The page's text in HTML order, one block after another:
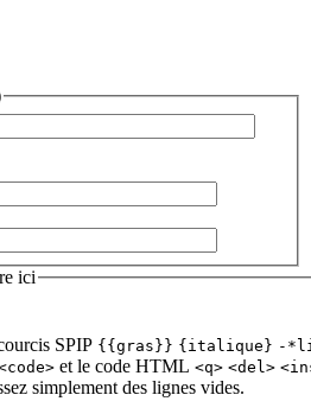
ici
SPIP {{gras}} {italique} -
et le code HTML <q> <del>
simplement des lignes vides.